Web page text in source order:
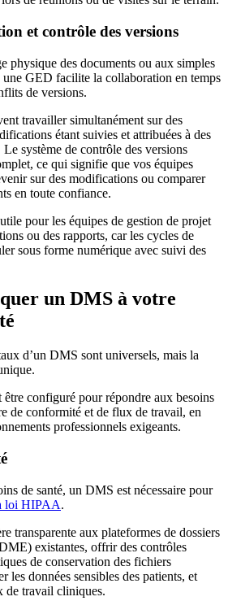
et contrôle des versions
physique des documents ou aux simples
une GED facilite la collaboration en temps
de versions.
travailler simultanément sur des
étant suivies et attribuées à des
système de contrôle des versions
ce qui signifie que vos équipes
sur des modifications ou comparer
en toute confiance.
pour les équipes de gestion de projet
ou des rapports, car les cycles de
sous forme numérique avec suivi des
un DMS à votre
d’un DMS sont universels, mais la
configuré pour répondre aux besoins
de conformité et de flux de travail, en
professionnels exigeants.
de santé, un DMS est nécessaire pour
loi HIPAA.
transparente aux plateformes de dossiers
existantes, offrir des contrôles
de conservation des fichiers
les données sensibles des patients, et
de travail cliniques.